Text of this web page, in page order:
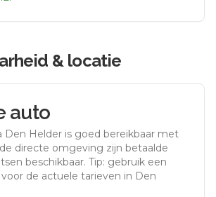
& locatie
auto
Den Helder is goed bereikbaar met
directe omgeving zijn betaalde
beschikbaar. Tip: gebruik een
de actuele tarieven in Den